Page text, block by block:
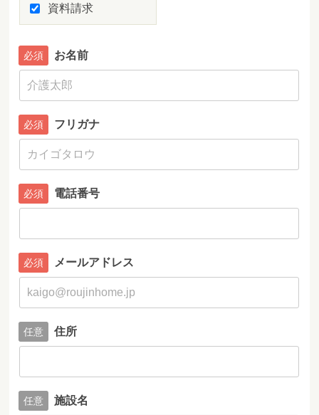
資料請求
お名前
フリガナ
電話番号
メールアドレス
住所
施設名